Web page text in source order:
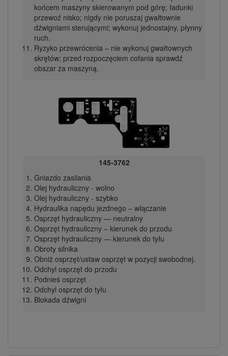
końcem maszyny skierowanym pod górę; ładunki
przewoź nisko; nigdy nie poruszaj gwałtownie
dźwigniami sterującymi; wykonuj jednostajny, płynny
ruch.
Ryzyko przewrócenia – nie wykonuj gwałtownych
skrętów; przed rozpoczęciem cofania sprawdź
obszar za maszyną.
145-3762
Gniazdo zasilania
Olej hydrauliczny - wolno
Olej hydrauliczny - szybko
Hydraulika napędu jezdnego – włączanie
Osprzęt hydrauliczny — neutralny
Osprzęt hydrauliczny – kierunek do przodu
Osprzęt hydrauliczny — kierunek do tyłu
Obroty silnika
Obniż osprzęt/ustaw osprzęt w pozycji swobodnej.
Odchyl osprzęt do przodu
Podnieś osprzęt
Odchyl osprzęt do tyłu
Blokada dźwigni